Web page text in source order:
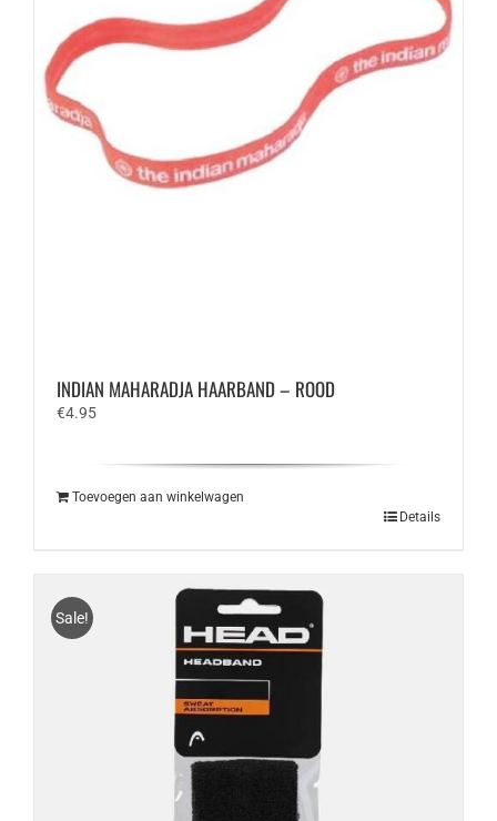
INDIAN MAHARADJA HAARBAND – ROOD
€4.95
Toevoegen aan winkelwagen
Details
Sale!